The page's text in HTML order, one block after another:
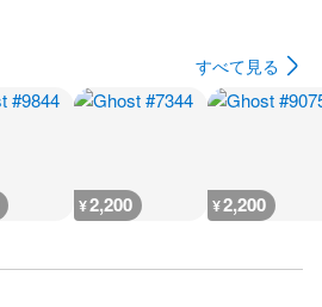
すべて見る
¥2,200 ¥2,200